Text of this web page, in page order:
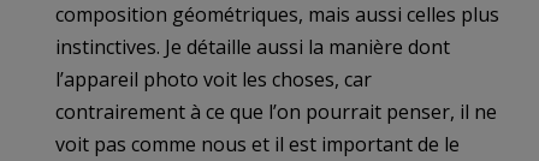
composition géométriques, mais aussi celles plus
instinctives. Je détaille aussi la manière dont
l’appareil photo voit les choses, car
contrairement à ce que l’on pourrait penser, il ne
voit pas comme nous et il est important de le